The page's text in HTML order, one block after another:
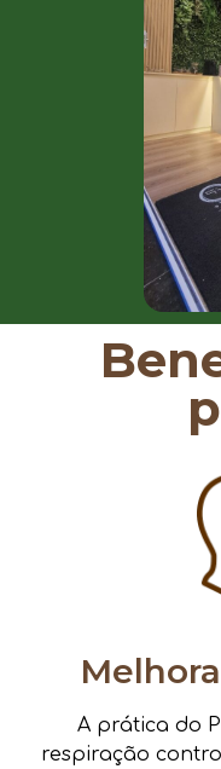
A prática do
respiração